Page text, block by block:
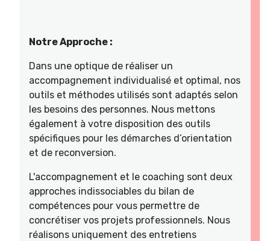
Notre Approche :
Dans une optique de réaliser un
accompagnement individualisé et optimal, nos
outils et méthodes utilisés sont adaptés selon
les besoins des personnes. Nous mettons
également à votre disposition des outils
spécifiques pour les démarches d’orientation
et de reconversion.
L'accompagnement et le coaching sont deux
approches indissociables du bilan de
compétences pour vous permettre de
concrétiser vos projets professionnels. Nous
réalisons uniquement des entretiens